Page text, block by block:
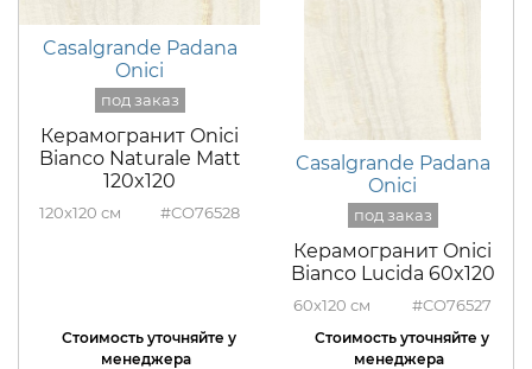
Casalgrande Padana
Onici
Керамогранит Onici
Bianco Naturale Matt
120x120
120x120 #CO76528
Casalgrande Padana
Onici
Керамогранит Onici
Bianco Lucida 60x120
60x120 #CO76527